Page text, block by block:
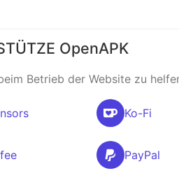
OpenAPK
Betrieb der Website zu
Ko-Fi
PayPal